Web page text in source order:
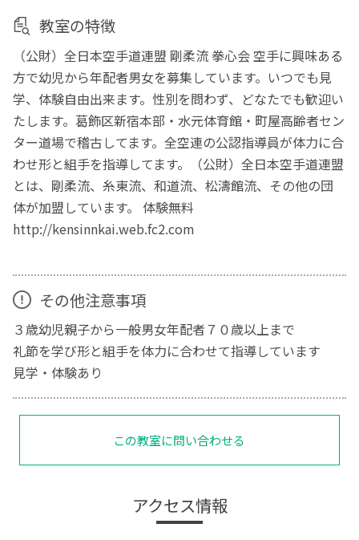
教室の特徴
（公財）全日本空手道連盟 剛柔流 拳心会 空手に興味ある
方で幼児から年配者男女を募集しています。いつでも見
学、体験自由出来ます。性別を問わず、どなたでも歓迎い
たします。葛飾区新宿本部・水元体育館・町屋高齢者セン
ター道場で稽古してます。全空連の公認指導員が体力に合
わせ形と組手を指導してます。（公財）全日本空手道連盟
とは、剛柔流、糸東流、和道流、松濤館流、その他の団
体が加盟しています。 体験無料
http://kensinnkai.web.fc2.com
その他注意事項
３歳幼児親子から一般男女年配者７０歳以上まで
礼節を学び形と組手を体力に合わせて指導しています
見学・体験あり
この教室に問い合わせる
アクセス情報